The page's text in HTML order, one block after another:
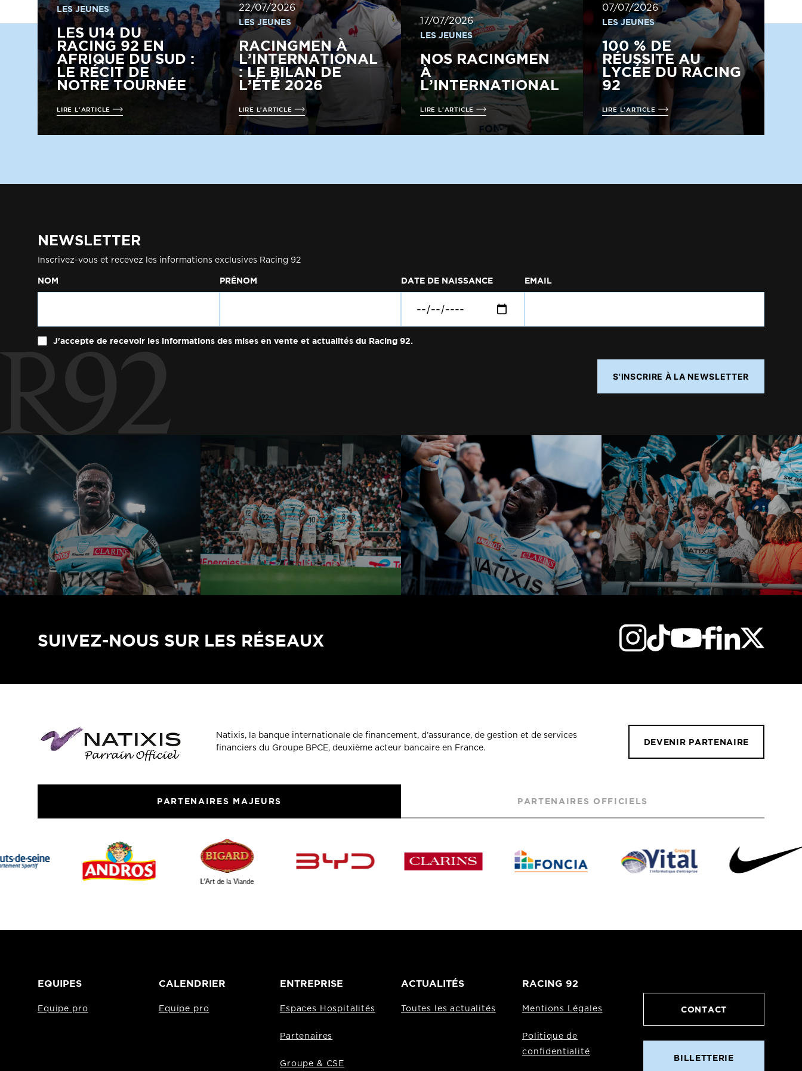
LES JEUNES
LES U14 DU
RACING 92 EN
AFRIQUE DU SUD :
LE RÉCIT DE
NOTRE TOURNÉE
LIRE L'ARTICLE
22/07/2026
LES JEUNES
RACINGMEN À
L’INTERNATIONAL
: LE BILAN DE
L’ÉTÉ 2026
LIRE L'ARTICLE
17/07/2026
LES JEUNES
NOS RACINGMEN
À
L’INTERNATIONAL
LIRE L'ARTICLE
07/07/2026
LES JEUNES
100 % DE
RÉUSSITE AU
LYCÉE DU RACING
92
LIRE L'ARTICLE
NEWSLETTER
Inscrivez-vous et recevez les informations exclusives Racing 92
NOM PRÉNOM DATE DE NAISSANCE EMAIL
J'accepte de recevoir les informations des mises en vente et actualités du Racing 92.
S'INSCRIRE À LA NEWSLETTER
SUIVEZ-NOUS SUR LES RÉSEAUX
Natixis, la banque internationale de financement, d’assurance, de gestion et de services
financiers du Groupe BPCE, deuxième acteur bancaire en France.
DEVENIR PARTENAIRE
PARTENAIRES MAJEURS PARTENAIRES OFFICIELS
EQUIPES
Equipe pro
CALENDRIER
Equipe pro
ENTREPRISE
Espaces Hospitalités
Partenaires
Groupe & CSE
ACTUALITÉS
Toutes les actualités
RACING 92
Mentions Légales
Politique de
confidentialité
CONTACT
BILLETTERIE